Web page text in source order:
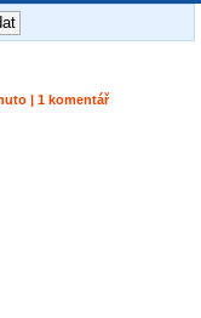
| 1 komentář